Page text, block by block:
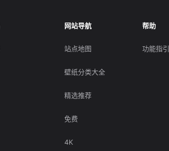
网站导航
站点地图
壁纸分类大全
精选推荐
免费
4K
帮助
功能指引